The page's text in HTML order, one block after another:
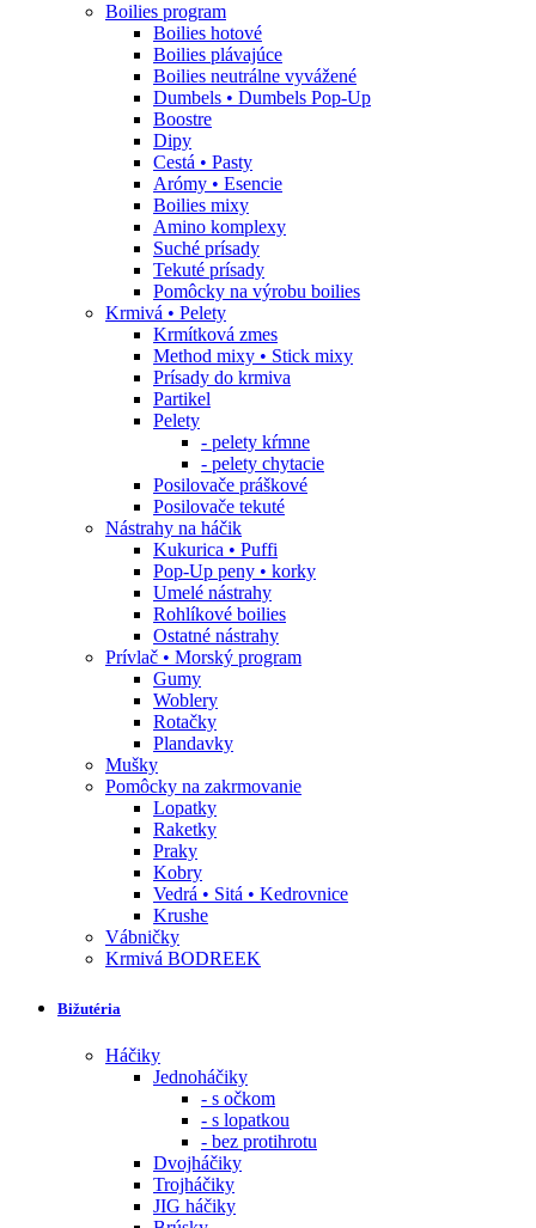
Boilies program
Boilies hotové
Boilies plávajúce
Boilies neutrálne vyvážené
Dumbels • Dumbels Pop-Up
Boostre
Dipy
Cestá • Pasty
Arómy • Esencie
Boilies mixy
Amino komplexy
Suché prísady
Tekuté prísady
Pomôcky na výrobu boilies
Krmivá • Pelety
Krmítková zmes
Method mixy • Stick mixy
Prísady do krmiva
Partikel
Pelety
- pelety kŕmne
- pelety chytacie
Posilovače práškové
Posilovače tekuté
Nástrahy na háčik
Kukurica • Puffi
Pop-Up peny • korky
Umelé nástrahy
Rohlíkové boilies
Ostatné nástrahy
Prívlač • Morský program
Gumy
Woblery
Rotačky
Plandavky
Mušky
Pomôcky na zakrmovanie
Lopatky
Raketky
Praky
Kobry
Vedrá • Sitá • Kedrovnice
Krushe
Vábničky
Krmivá BODREEK
Bižutéria
Háčiky
Jednoháčiky
- s očkom
- s lopatkou
- bez protihrotu
Dvojháčiky
Trojháčiky
JIG háčiky